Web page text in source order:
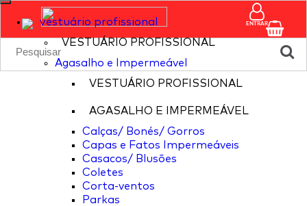
vestuário profissional
VESTUÁRIO PROFISSIONAL
Agasalho e Impermeável
VESTUÁRIO PROFISSIONAL
AGASALHO E IMPERMEÁVEL
Calças/ Bonés/ Gorros
Capas e Fatos Impermeáveis
Casacos/ Blusões
Coletes
Corta-ventos
Parkas
ENTRAR